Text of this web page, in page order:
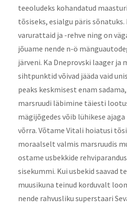
teeoludeks kohandatud
tõsiseks, esialgu päris
varurattaid ja -rehve ning on
jõuame nende n-ö
järveni. Ka Dneprovski laager ja
sihtpunktid võivad jääda vaid
peaks keskmisest enam
marsruudi läbimine täiesti
mägijõgedes võib lühikese
võrra. Võtame Vitali hoiatusi
moraalselt valmis marsruudis
ostame usbekkide
sisekummi. Kui usbekid saavad
muusikuna teinud korduvalt
nende rahvusliku superstaari